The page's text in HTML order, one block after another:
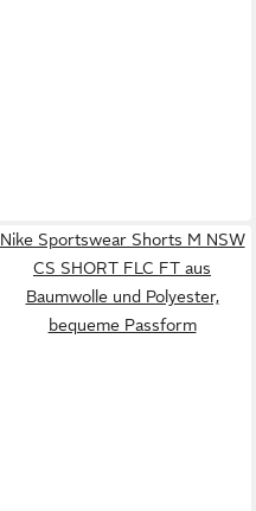
Nike Sportswear Shorts M NSW
CS SHORT FLC FT aus
Baumwolle und Polyester,
bequeme Passform